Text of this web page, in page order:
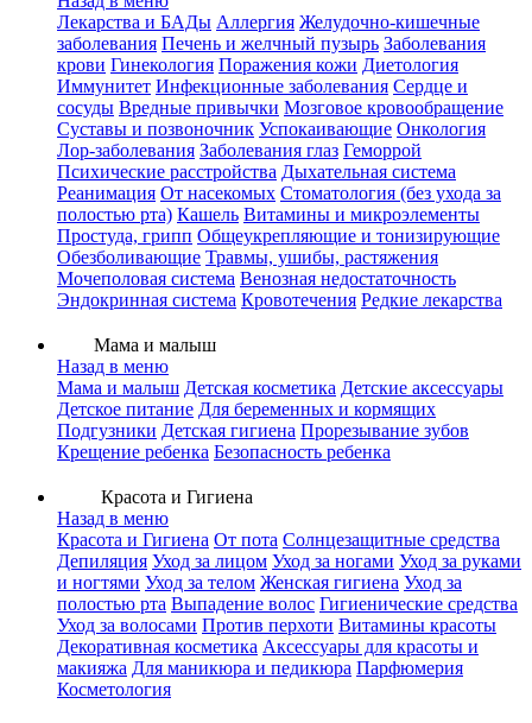
Лекарства и БАДы Аллергия Желудочно-кишечные
заболевания Печень и желчный пузырь Заболевания
крови Гинекология Поражения кожи Диетология
Иммунитет Инфекционные заболевания Сердце и
сосуды Вредные привычки Мозговое кровообращение
Суставы и позвоночник Успокаивающие Онкология
Лор-заболевания Заболевания глаз Геморрой
Психические расстройства Дыхательная система
Реанимация От насекомых Стоматология (без ухода за
полостью рта) Кашель Витамины и микроэлементы
Простуда, грипп Общеукрепляющие и тонизирующие
Обезболивающие Травмы, ушибы, растяжения
Мочеполовая система Венозная недостаточность
Эндокринная система Кровотечения Редкие лекарства
Мама и малыш
Назад в меню
Мама и малыш Детская косметика Детские аксессуары
Детское питание Для беременных и кормящих
Подгузники Детская гигиена Прорезывание зубов
Крещение ребенка Безопасность ребенка
Красота и Гигиена
Назад в меню
Красота и Гигиена От пота Солнцезащитные средства
Депиляция Уход за лицом Уход за ногами Уход за руками
и ногтями Уход за телом Женская гигиена Уход за
полостью рта Выпадение волос Гигиенические средства
Уход за волосами Против перхоти Витамины красоты
Декоративная косметика Аксессуары для красоты и
макияжа Для маникюра и педикюра Парфюмерия
Косметология